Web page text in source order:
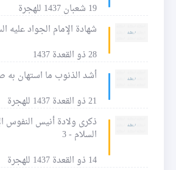
19 شعبان 1437 للهجرة
شهادة الإمام الجواد عليه
28 ذو القعدة 1437
أشد الذنوب ما استهان به
21 ذو القعدة 1437 للهجرة
ذكرى ولادة أنيس النفوس
السلام - 3
14 ذو القعدة 1437 للهجرة